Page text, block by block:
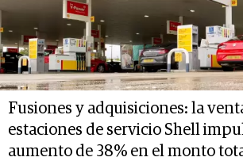
Fusiones y adquisiciones: la
estaciones de servicio Shell
aumento de 38% en el monto